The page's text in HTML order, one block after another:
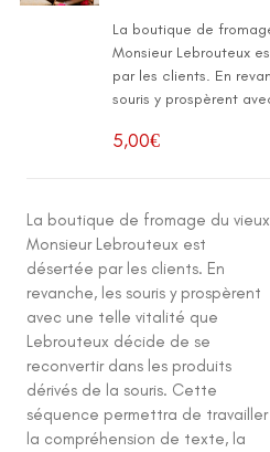
La boutique de
Monsieur Lebrouteux
par les clients. En
souris y prospèrent
5,00€
La boutique de fromage du vieux
Monsieur Lebrouteux est
désertée par les clients. En
revanche, les souris y prospèrent
avec une telle vitalité que
Lebrouteux décide de se
reconvertir dans les produits
dérivés de la souris. Cette
séquence permettra de travailler
la compréhension de texte, la